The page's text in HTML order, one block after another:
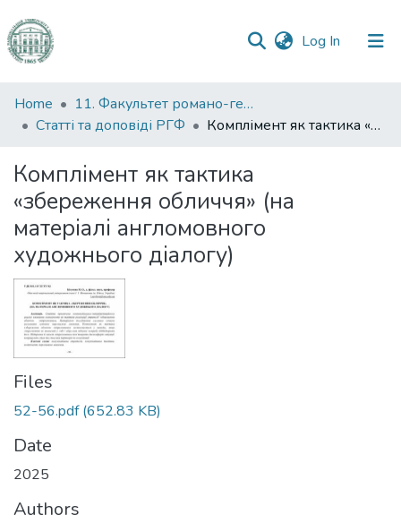
Log In (current)
Communities
&
All of DSpace
Statistics
Home
11. Факультет романо-германської філології
Статті та доповіді РГФ
Комплімент як тактика «збереження обличчя» (на матеріалі англомовного художнього діалогу)
Комплімент як тактика
«збереження обличчя» (на
матеріалі англомовного
художнього діалогу)
Files
52-56.pdf(652.83 KB)
Date
2025
Authors